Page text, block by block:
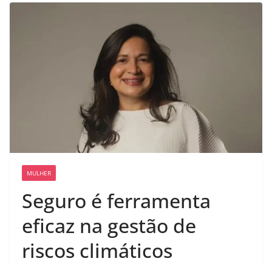
MULHER
Seguro é ferramenta
eficaz na gestão de
riscos climáticos